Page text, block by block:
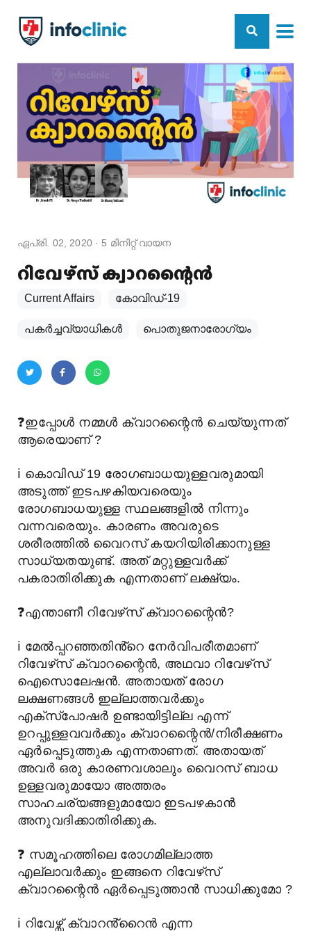
ഏപ്രി. 02, 2020· 5 മിനിറ്റ് വായന
റിവേഴ്‌സ് ക്വാറന്റൈൻ
Current Affairs കോവിഡ്-19
പകര്‍ച്ചവ്യാധികള്‍ പൊതുജനാരോഗ്യം
❓ഇപ്പോൾ നമ്മൾ ക്വാറന്റൈൻ ചെയ്യുന്നത്
ആരെയാണ് ?
ℹ️ കൊവിഡ് 19 രോഗബാധയുള്ളവരുമായി
അടുത്ത് ഇടപഴകിയവരെയും
രോഗബാധയുള്ള സ്ഥലങ്ങളിൽ നിന്നും
വന്നവരെയും. കാരണം അവരുടെ
ശരീരത്തിൽ വൈറസ് കയറിയിരിക്കാനുള്ള
സാധ്യതയുണ്ട്. അത് മറ്റുള്ളവർക്ക്
പകരാതിരിക്കുക എന്നതാണ് ലക്ഷ്യം.
❓എന്താണീ റിവേഴ്‌സ് ക്വാറന്റൈൻ?
ℹ️ മേൽപ്പറഞ്ഞതിൻ്റെ നേർവിപരീതമാണ്
റിവേഴ്‌സ് ക്വാറന്റൈൻ, അഥവാ റിവേഴ്‌സ്
ഐസൊലേഷൻ. അതായത് രോഗ
ലക്ഷണങ്ങൾ ഇല്ലാത്തവർക്കും
എക്സ്പോഷർ ഉണ്ടായിട്ടില്ല എന്ന്
ഉറപ്പുള്ളവവർക്കും ക്വാറന്റൈൻ/നിരീക്ഷണം
ഏർപ്പെടുത്തുക എന്നതാണത്. അതായത്
അവർ ഒരു കാരണവശാലും വൈറസ് ബാധ
ഉള്ളവരുമായോ അത്തരം
സാഹചര്യങ്ങളുമായോ ഇടപഴകാൻ
അനുവദിക്കാതിരിക്കുക.
❓ സമൂഹത്തിലെ രോഗമില്ലാത്ത
എല്ലാവർക്കും ഇങ്ങനെ റിവേഴ്‌സ്
ക്വാറന്റൈൻ ഏർപ്പെടുത്താൻ സാധിക്കുമോ ?
ℹ️ റിവേഴ്സ് ക്വാറൻ്റൈൻ എന്ന